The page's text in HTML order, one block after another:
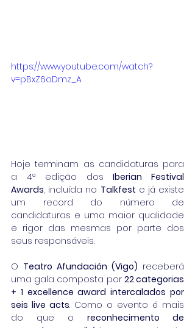
https://www.youtube.com/watch?
v=pBxZ6oDmz_A
Hoje terminam as candidaturas para
a 4ª edição dos Iberian Festival
Awards, incluída no Talkfest e já existe
um record do número de
candidaturas e uma maior qualidade
e rigor das mesmas por parte dos
seus responsáveis.
O Teatro Afundación (Vigo) receberá
uma gala composta por 22 categorias
+ 1 excellence award intercalados por
seis live acts. Como o evento é mais
do que o reconhecimento de